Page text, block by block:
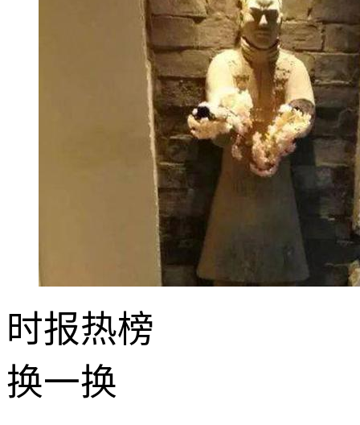
时报热榜
换一换